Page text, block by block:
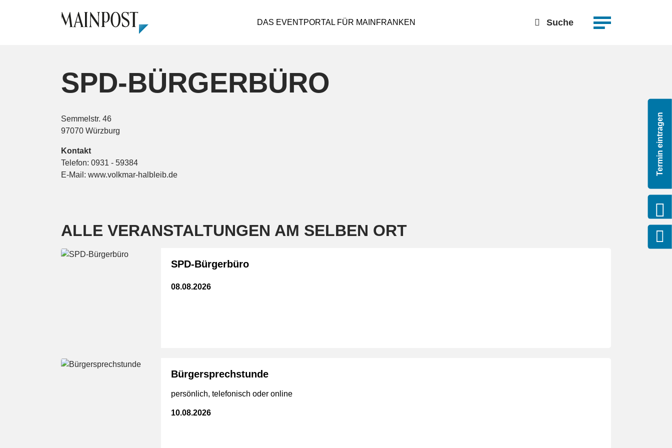
DAS EVENTPORTAL FÜR MAINFRANKEN Suche
Detailsuche
Termin eintragen
SPD-BÜRGERBÜRO
Semmelstr. 46
97070 Würzburg
Kontakt
Telefon: 0931 - 59384
E-Mail: www.volkmar-halbleib.de
ALLE VERANSTALTUNGEN AM SELBEN ORT
SPD-Bürgerbüro
08.08.2026
Bürgersprechstunde
persönlich, telefonisch oder online
10.08.2026